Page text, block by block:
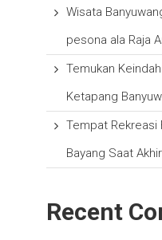
Wisata
pesona ala Raja
Temukan
Ketapang
Tempat Rekreasi
Bayang Saat
Recent